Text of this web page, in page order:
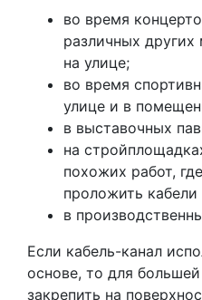
во время
различных
на улице;
во время
улице и в
в выставочных
на
похожих работ,
проложить
в
Если кабель-канал
основе, то для
закрепить на